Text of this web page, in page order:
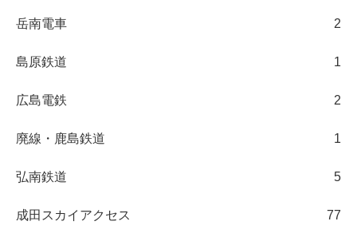
岳南電車 2
島原鉄道 1
広島電鉄 2
廃線・鹿島鉄道 1
弘南鉄道 5
成田スカイアクセス 77